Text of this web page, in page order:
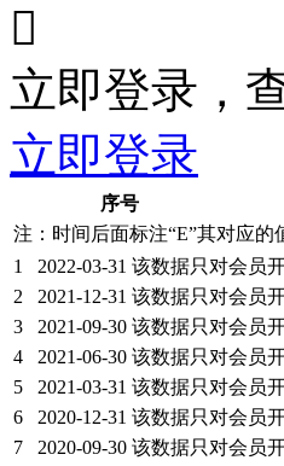

立即登录，
立即登录
序号
注：时间后面标注“E”其对应的
1
2022-03-31 该数据只对会员
2
2021-12-31 该数据只对会员
3
2021-09-30 该数据只对会员
4
2021-06-30 该数据只对会员
5
2021-03-31 该数据只对会员
6
2020-12-31 该数据只对会员
7
2020-09-30 该数据只对会员